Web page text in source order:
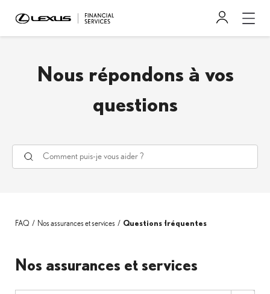
Nous répondons à vos
questions
FAQ Nos assurances et services Questions fréquentes
Nos assurances et services